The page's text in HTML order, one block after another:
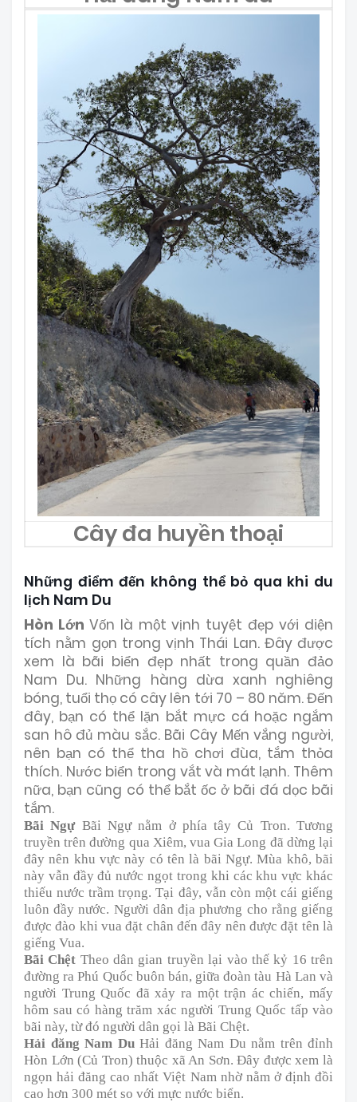
Cây đa huyền thoại
Những điểm đến không thể bỏ qua khi du
lịch Nam Du
Hòn Lớn Vốn là một vịnh tuyệt đẹp với diện
tích nằm gọn trong vịnh Thái Lan. Đây được
xem là bãi biển đẹp nhất trong quần đảo
Nam Du. Những hàng dừa xanh nghiêng
bóng, tuổi thọ có cây lên tới 70 – 80 năm. Đến
đây, bạn có thể lặn bắt mực cá hoặc ngắm
san hô đủ màu sắc. Bãi Cây Mến vắng người,
nên bạn có thể tha hồ chơi đùa, tắm thỏa
thích. Nước biển trong vắt và mát lạnh. Thêm
nữa, bạn cũng có thể bắt ốc ở bãi đá dọc bãi
tắm.
Bãi Ngự Bãi Ngự nằm ở phía tây Củ Tron. Tương
truyền trên đường qua Xiêm, vua Gia Long đã dừng lại
đây nên khu vực này có tên là bãi Ngự. Mùa khô, bãi
này vẫn đầy đủ nước ngọt trong khi các khu vực khác
thiếu nước trầm trọng. Tại đây, vẫn còn một cái giếng
luôn đầy nước. Người dân địa phương cho rằng giếng
được đào khi vua đặt chân đến đây nên được đặt tên là
giếng Vua.
Bãi Chệt Theo dân gian truyền lại vào thế kỷ 16 trên
đường ra Phú Quốc buôn bán, giữa đoàn tàu Hà Lan và
người Trung Quốc đã xảy ra một trận ác chiến, mấy
hôm sau có hàng trăm xác người Trung Quốc tấp vào
bãi này, từ đó người dân gọi là Bãi Chệt.
Hải đăng Nam Du Hải đăng Nam Du nằm trên đỉnh
Hòn Lớn (Củ Tron) thuộc xã An Sơn. Đây được xem là
ngọn hải đăng cao nhất Việt Nam nhờ nằm ở định đồi
cao hơn 300 mét so với mực nước biển.